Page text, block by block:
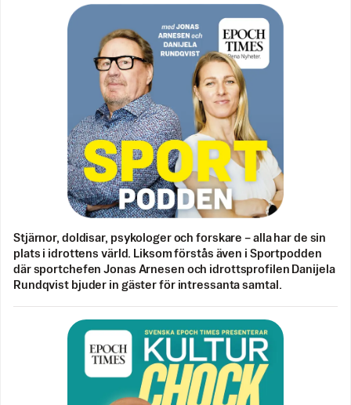
Stjärnor, doldisar, psykologer och forskare – alla har de sin
plats i idrottens värld. Liksom förstås även i Sportpodden
där sportchefen Jonas Arnesen och idrottsprofilen Danijela
Rundqvist bjuder in gäster för intressanta samtal.